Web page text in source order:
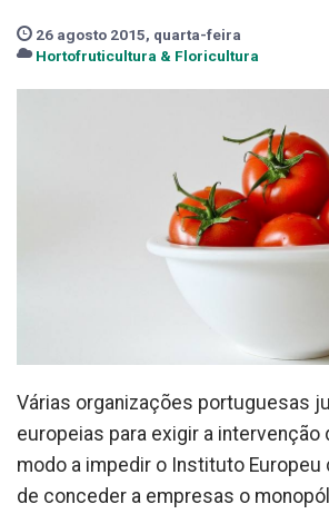
26 agosto 2015, quarta-feira
Hortofruticultura & Floricultura
Várias organizações portuguesas
europeias para exigir a intervenção
modo a impedir o Instituto Europeu
de conceder a empresas o